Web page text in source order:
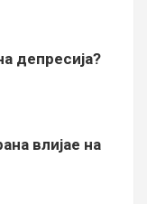
депресија?
влијае на